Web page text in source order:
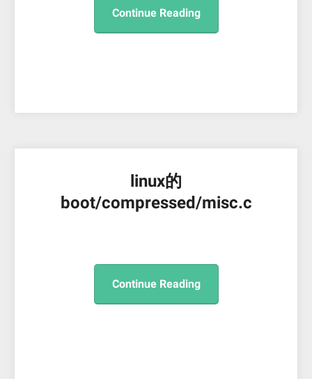
Continue Reading
linux的
boot/compressed/misc.c
Continue Reading